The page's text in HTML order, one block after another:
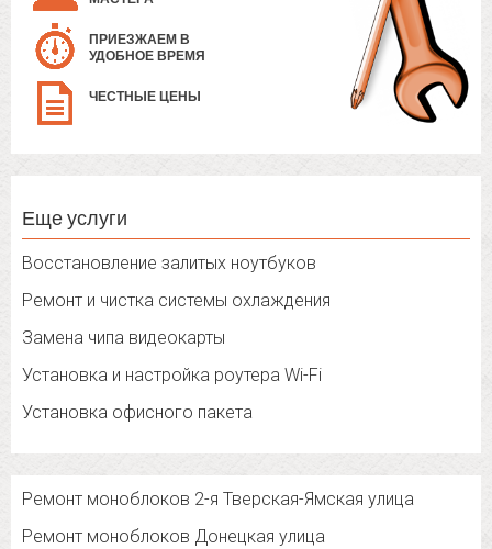
ПРИЕЗЖАЕМ В
УДОБНОЕ ВРЕМЯ
ЧЕСТНЫЕ ЦЕНЫ
Еще услуги
Восстановление залитых ноутбуков
Ремонт и чистка системы охлаждения
Замена чипа видеокарты
Установка и настройка роутера Wi-Fi
Установка офисного пакета
Ремонт моноблоков 2-я Тверская-Ямская улица
Ремонт моноблоков Донецкая улица